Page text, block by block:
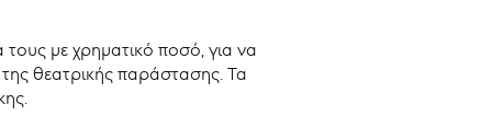
με χρηματικό ποσό, για να
θεατρικής παράστασης. Τα